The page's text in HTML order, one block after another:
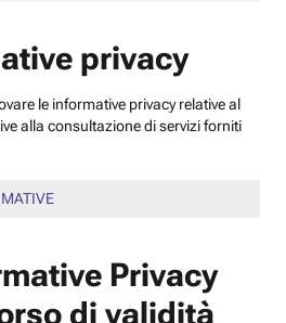
privacy
le informative privacy relative al
alla consultazione di servizi forniti
Privacy
di validità